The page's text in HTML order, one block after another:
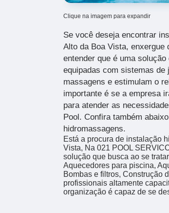
Clique na imagem para expandir
Se você deseja encontrar
Alto da Boa Vista,
entender que é uma
equipadas com sistemas de
massagens e estimulam o
importante é se a empresa
para atender as
Pool. Confira também
hidromassagens.
Está a procura de instalação
Vista, Na 021 POOL
solução que busca ao se
Aquecedores para piscina,
Bombas e filtros, Construção
profissionais altamente
organização é capaz de se